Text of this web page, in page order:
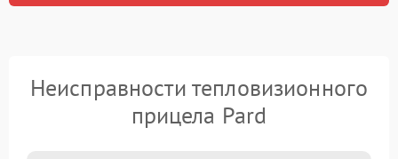
Неисправности тепловизионного
прицела Pard